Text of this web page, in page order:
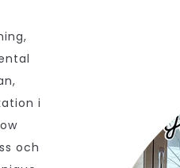
i
och